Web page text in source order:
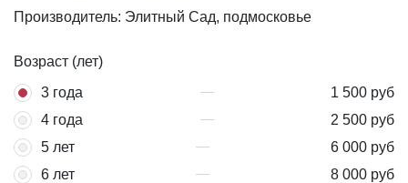
Производитель: Элитный Сад, подмосковье
Возраст (лет)
3 года
1 500 руб
4 года
2 500 руб
5 лет
6 000 руб
6 лет
8 000 руб